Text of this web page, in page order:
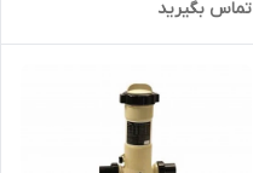
تماس بگیرید